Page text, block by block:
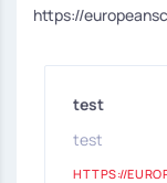
https://
test
test
HTTPS://